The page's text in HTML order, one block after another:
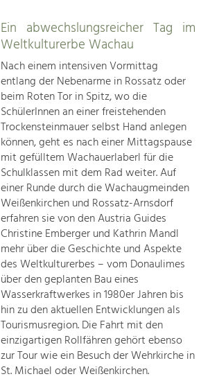
Ein abwechslungsreicher Tag im
Weltkulturerbe Wachau
Nach einem intensiven Vormittag
entlang der Nebenarme in Rossatz oder
beim Roten Tor in Spitz, wo die
SchülerInnen an einer freistehenden
Trockensteinmauer selbst Hand anlegen
können, geht es nach einer Mittagspause
mit gefülltem Wachauerlaberl für die
Schulklassen mit dem Rad weiter. Auf
einer Runde durch die Wachaugmeinden
Weißenkirchen und Rossatz-Arnsdorf
erfahren sie von den Austria Guides
Christine Emberger und Kathrin Mandl
mehr über die Geschichte und Aspekte
des Weltkulturerbes – vom Donaulimes
über den geplanten Bau eines
Wasserkraftwerkes in 1980er Jahren bis
hin zu den aktuellen Entwicklungen als
Tourismusregion. Die Fahrt mit den
einzigartigen Rollfähren gehört ebenso
zur Tour wie ein Besuch der Wehrkirche in
St. Michael oder Weißenkirchen.